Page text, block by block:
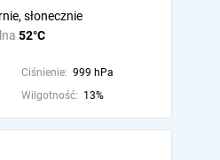
52°C
słonecznie
Ciśnienie: 999 hPa
Wilgotność: 13%